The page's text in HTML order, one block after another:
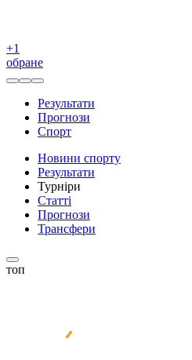
+1
обране
Результати
Прогнози
Спорт
Новини спорту
Результати
Турніри
Статті
Прогнози
Трансфери
топ